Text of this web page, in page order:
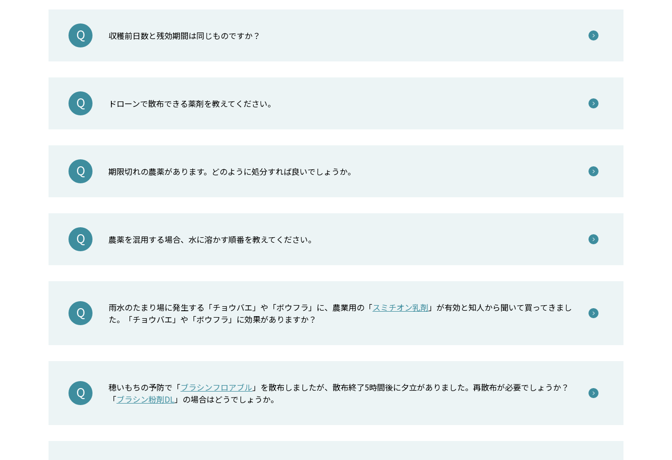
収穫前日数と残効期間は同じものですか？
ドローンで散布できる薬剤を教えてください。
期限切れの農薬があります。どのように処分すれば良いでしょうか。
農薬を混用する場合、水に溶かす順番を教えてください。
雨水のたまり場に発生する「チョウバエ」や「ボウフラ」に、農業用の「スミチオン乳剤」が有効と知人から聞いて買ってきまし
た。「チョウバエ」や「ボウフラ」に効果がありますか？
穂いもちの予防で「ブラシンフロアブル」を散布しましたが、散布終了5時間後に夕立がありました。再散布が必要でしょうか？
「ブラシン粉剤DL」の場合はどうでしょうか。